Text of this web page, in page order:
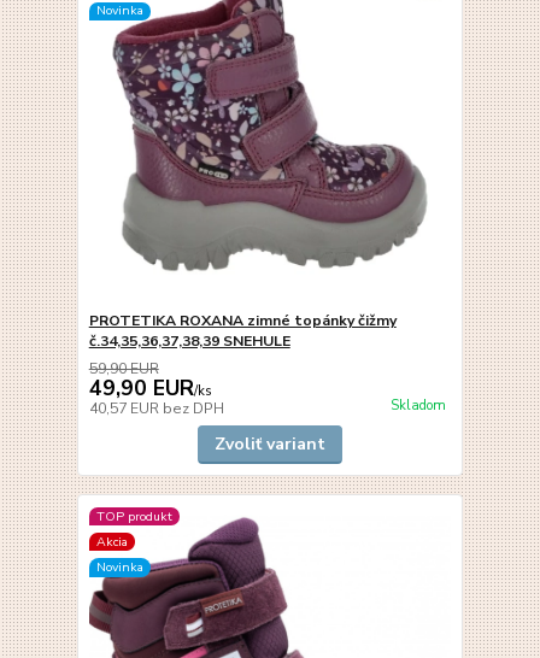
Novinka
PROTETIKA ROXANA zimné topánky čižmy
č.34,35,36,37,38,39 SNEHULE
59,90 EUR
49,90 EUR/ks
40,57 EUR bez DPH Skladom
Zvoliť variant
TOP produkt
Akcia
Novinka